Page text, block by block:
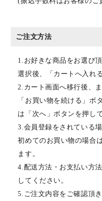
ご注文方法
1.お好きな商品をお選び
選択後、「カートへ入れ
2.カート画面へ移行後、
「お買い物を続ける」ボ
は「次へ」ボタンを押し
3.会員登録をされている
初めてのお買い物の場合
ます。
4.配送方法・お支払い方
してください。
5.ご注文内容をご確認頂